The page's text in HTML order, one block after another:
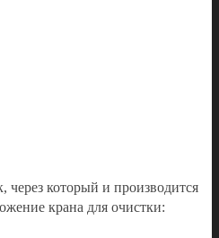
через который и производится
крана для очистки: